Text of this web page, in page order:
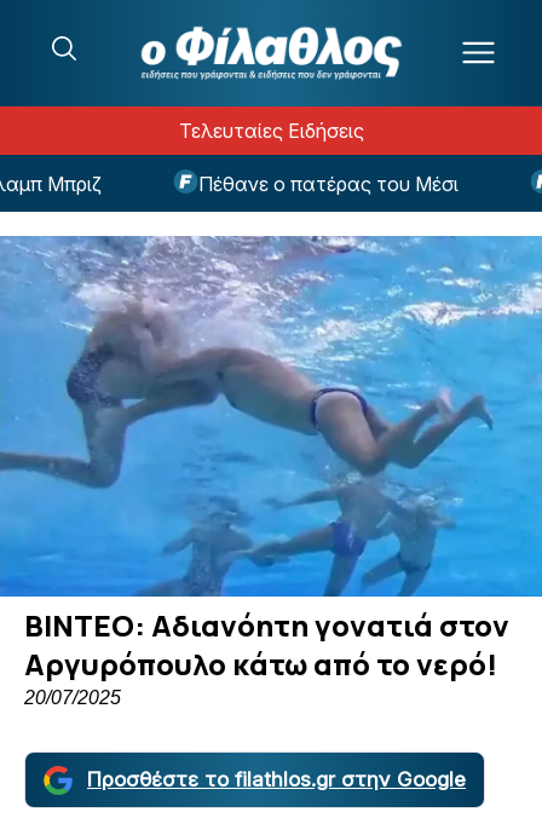
Τελευταίες Ειδήσεις
Μπριζ Πέθανε ο πατέρας του Μέσι
ΒΙΝΤΕΟ: Αδιανόητη γονατιά στον
Αργυρόπουλο κάτω από το νερό!
20/07/2025
Προσθέστε το filathlos.gr στην Google